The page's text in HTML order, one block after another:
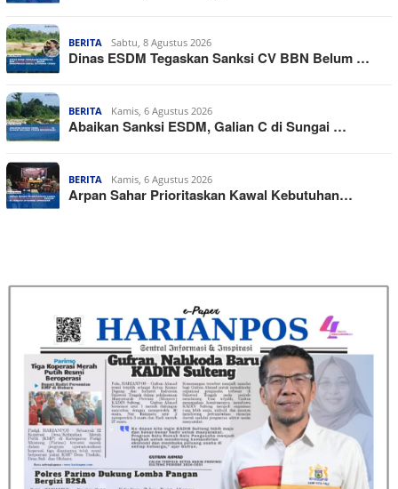
BERITA Sabtu, 8 Agustus 2026
Dinas ESDM Tegaskan Sanksi CV BBN Belum …
BERITA Kamis, 6 Agustus 2026
Abaikan Sanksi ESDM, Galian C di Sungai …
BERITA Kamis, 6 Agustus 2026
Arpan Sahar Prioritaskan Kawal Kebutuhan…